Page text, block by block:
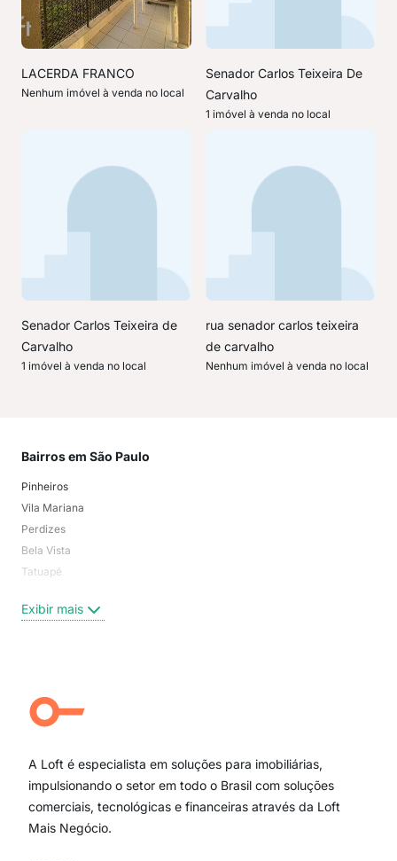
LACERDA FRANCO
Nenhum imóvel à venda no local
Senador Carlos Teixeira De
Carvalho
1 imóvel à venda no local
Senador Carlos Teixeira de
Carvalho
1 imóvel à venda no local
rua senador carlos teixeira
de carvalho
Nenhum imóvel à venda no local
Bairros em São Paulo
Pinheiros
Vila Mariana
Perdizes
Bela Vista
Tatuapé
Centro
Campo Belo
Ipiranga
Paraíso
Itaim Bibi
Exibir mais
A Loft é especialista em soluções para imobiliárias,
impulsionando o setor em todo o Brasil com soluções
comerciais, tecnológicas e financeiras através da Loft
Mais Negócio.